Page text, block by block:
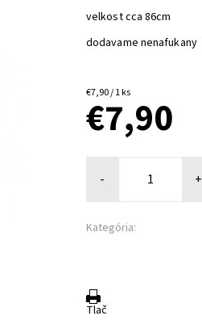
velkost cca 86cm
dodavame nenafukany
€7,90 / 1 ks
€7,90
- +
Kategória:
Tlač